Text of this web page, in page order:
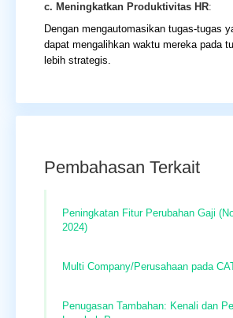
c. Meningkatkan Produktivitas HR:
Dengan mengautomasikan tugas-tugas
dapat mengalihkan waktu mereka pada
lebih strategis.
Pembahasan Terkait
Peningkatan Fitur Perubahan Gaji
2024)
Multi Company/Perusahaan pada
Penugasan Tambahan: Kenali dan